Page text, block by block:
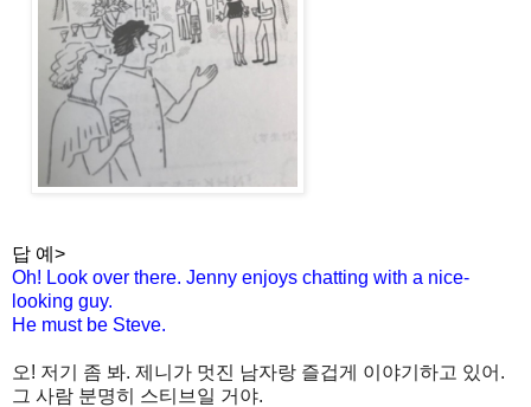
답 예>
Oh! Look over there. Jenny enjoys chatting with a nice-
looking guy.
He must be Steve.
오! 저기 좀 봐. 제니가 멋진 남자랑 즐겁게 이야기하고 있어.
그 사람 분명히 스티브일 거야.